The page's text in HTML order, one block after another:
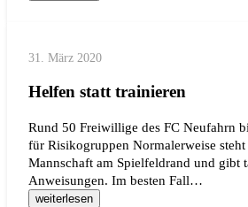
31. März 2020
Helfen statt trainieren
Rund 50 Freiwillige des FC Neufahrn
für Risikogruppen Normalerweise
Mannschaft am Spielfeldrand und gibt
Anweisungen. Im besten Fall…
weiterlesen